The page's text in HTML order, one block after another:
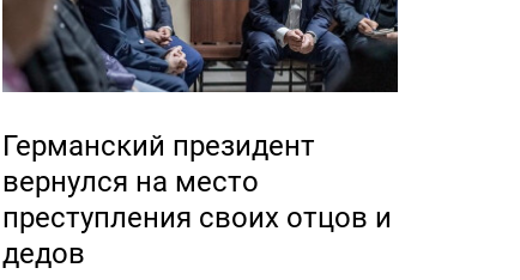
Германский президент
вернулся на место
преступления своих отцов и
дедов